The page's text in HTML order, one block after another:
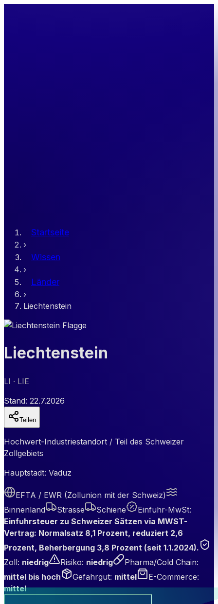
Startseite
›
Wissen
›
Länder
›
Liechtenstein
Liechtenstein
LI · LIE
Stand: 22.7.2026
Teilen
Hochwert-Industriestandort / Teil des Schweizer
Zollgebiets
Hauptstadt: Vaduz
EFTA / EWR (Zollunion mit der Schweiz)
Binnenland
Strasse Schiene Einfuhr-MwSt:
Einfuhrsteuer zu Schweizer Sätzen via MWST-
Vertrag: Normalsatz 8,1 Prozent, reduziert 2,6
Prozent, Beherbergung 3,8 Prozent (seit 1.1.2024).
Zoll: niedrig Risiko: niedrig Pharma/Cold Chain:
mittel bis hoch
Gefahrgut: mittel E-Commerce:
mittel